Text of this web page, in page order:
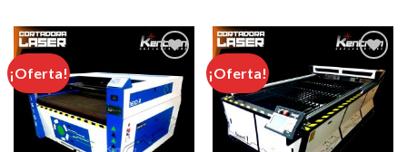
¡Oferta!
AÃ±adir
a la lista
de
deseos
¡Oferta!
AÃ±adir
a la lista